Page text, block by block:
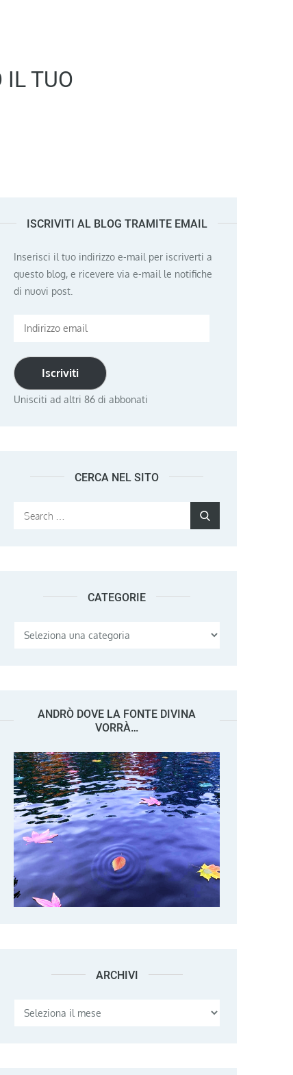
IL TUO
ISCRIVITI AL BLOG TRAMITE EMAIL
Inserisci il tuo indirizzo e-mail per iscriverti a
questo blog, e ricevere via e-mail le notifiche
di nuovi post.
Indirizzo
Iscriviti
Unisciti ad altri 86 di abbonati
CERCA NEL SITO
Search
CATEGORIE
Categorie
ANDRÒ DOVE LA FONTE DIVINA
VORRÀ…
ARCHIVI Archivi